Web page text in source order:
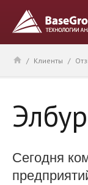
/ Клиенты /
Сегодня